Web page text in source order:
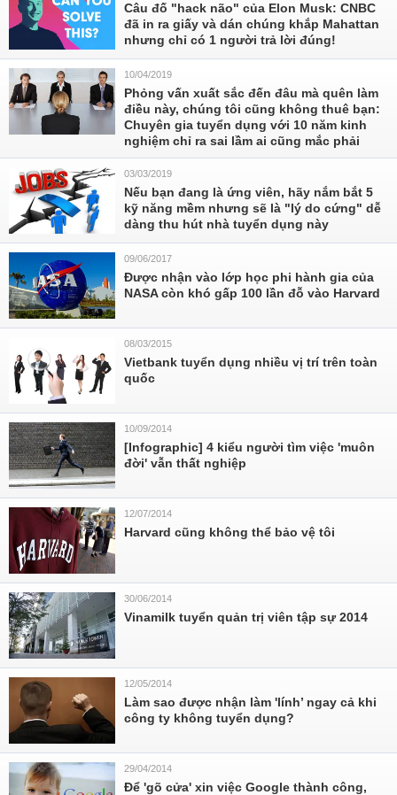
Câu đố "hack não" của Elon Musk: CNBC
đã in ra giấy và dán chúng khắp Mahattan
nhưng chỉ có 1 người trả lời đúng!
10/04/2019
Phỏng vấn xuất sắc đến đâu mà quên làm
điều này, chúng tôi cũng không thuê bạn:
Chuyên gia tuyển dụng với 10 năm kinh
nghiệm chỉ ra sai lầm ai cũng mắc phải
03/03/2019
Nếu bạn đang là ứng viên, hãy nắm bắt 5
kỹ năng mềm nhưng sẽ là "lý do cứng" dễ
dàng thu hút nhà tuyển dụng này
09/06/2017
Được nhận vào lớp học phi hành gia của
NASA còn khó gấp 100 lần đỗ vào Harvard
08/03/2015
Vietbank tuyển dụng nhiều vị trí trên toàn
quốc
10/09/2014
[Infographic] 4 kiểu người tìm việc 'muôn
đời' vẫn thất nghiệp
12/07/2014
Harvard cũng không thể bảo vệ tôi
30/06/2014
Vinamilk tuyển quản trị viên tập sự 2014
12/05/2014
Làm sao được nhận làm 'lính’ ngay cả khi
công ty không tuyển dụng?
29/04/2014
Để 'gõ cửa' xin việc Google thành công,